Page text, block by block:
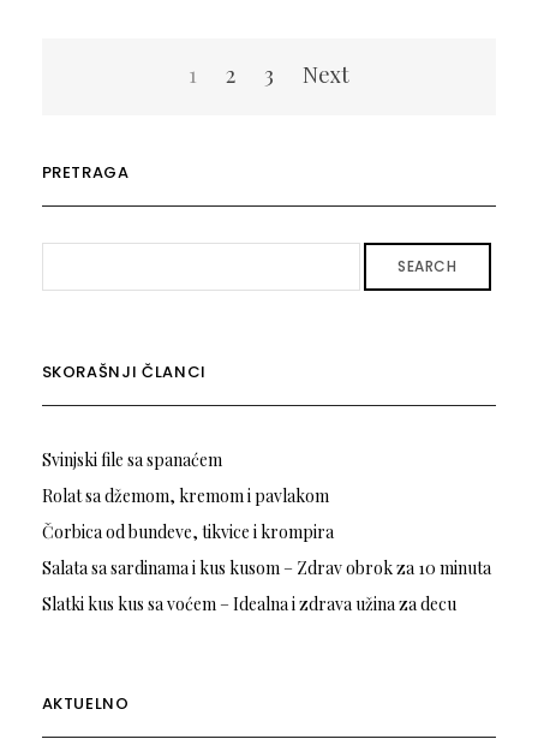
1 2 3 Next
PRETRAGA
SEARCH
SKORAŠNJI ČLANCI
Svinjski file sa spanaćem
Rolat sa džemom, kremom i pavlakom
Čorbica od bundeve, tikvice i krompira
Salata sa sardinama i kus kusom – Zdrav obrok za 10 minuta
Slatki kus kus sa voćem – Idealna i zdrava užina za decu
AKTUELNO